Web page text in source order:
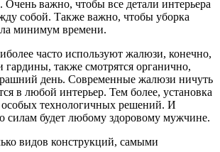
важно, чтобы все детали интерьера
собой. Также важно, чтобы уборка
минимум времени.
часто используют жалюзи, конечно,
гардины, также смотрятся органично,
день. Современные жалюзи ничуть
в любой интерьер. Тем более, установка
особых технологичных решений. И
силам будет любому здоровому мужчине.
видов конструкций, самыми